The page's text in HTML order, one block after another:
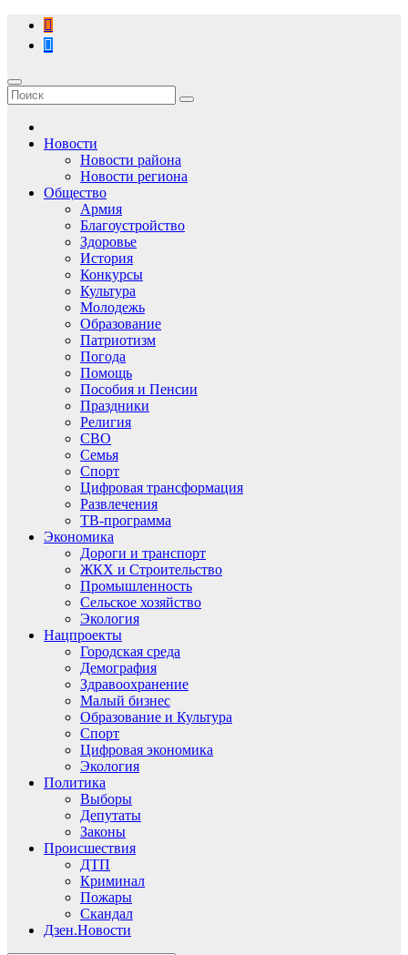
Перейти
содержимому
Новости
Новости района
Новости региона
Общество
Армия
Благоустройство
Здоровье
История
Конкурсы
Культура
Молодежь
Образование
Патриотизм
Погода
Помощь
Пособия и Пенсии
Праздники
Религия
СВО
Семья
Спорт
Цифровая трансформация
Развлечения
ТВ-программа
Экономика
Дороги и транспорт
ЖКХ и Строительство
Промышленность
Сельское хозяйство
Экология
Нацпроекты
Городская среда
Демография
Здравоохранение
Малый бизнес
Образование и Культура
Спорт
Цифровая экономика
Экология
Политика
Выборы
Депутаты
Законы
Происшествия
ДТП
Криминал
Пожары
Скандал
Дзен.Новости